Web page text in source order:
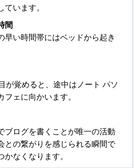
ています。
間
早い時間帯にはベッドから起き
が覚めると、途中はノート パソ
フェに向かいます。
ブログを書くことが唯一の活動
との繋がりを感じられる瞬間で
かなくなります。